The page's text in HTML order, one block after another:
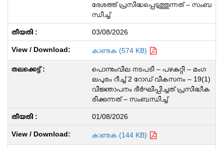
ദേശത്ത് പ്രസിദ്ധപ്പെടുത്തുന്നത് – സംബ
ന്ധിച്ച്
03/08/2026
കാണുക (574 KB)
പൊന്നുംവില നടപടി – പഴകുറ്റി – മംഗ
ലപുരം റീച്ച് 2 റോഡ് വികസനം – 19(1)
വിജ്ഞാപനം ദീർഘിപ്പിച്ചത് പ്രസിദ്ധീക
രിക്കുന്നത് – സംബന്ധിച്ച്
01/08/2026
കാണുക (144 KB)